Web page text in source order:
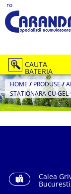
ro
CAUTA
BATERIA
HOME / PRODUSE/
STATIONARA CU
Calea